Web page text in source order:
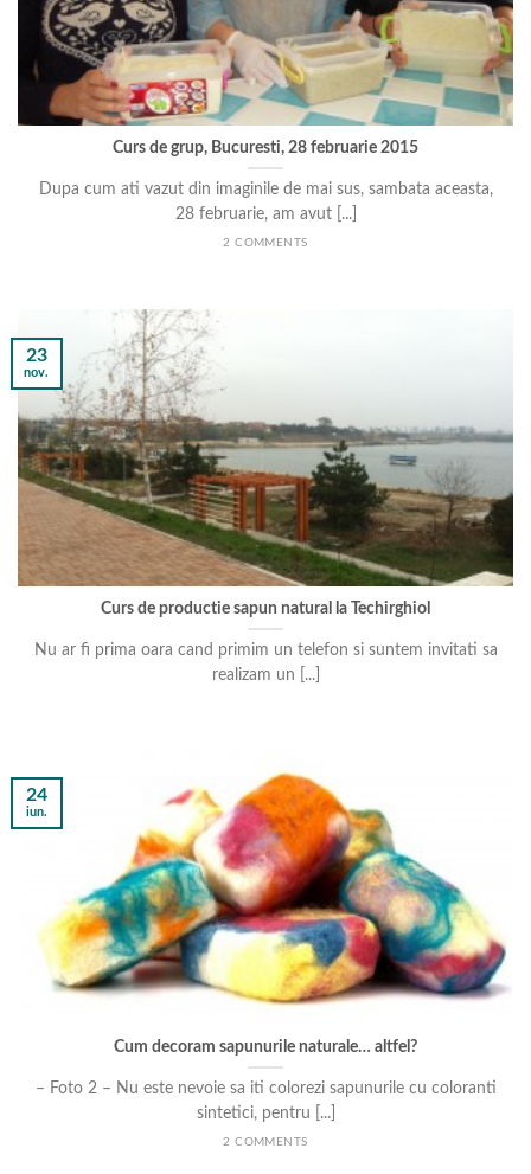
Curs de grup, Bucuresti, 28 februarie 2015
Dupa cum ati vazut din imaginile de mai sus, sambata aceasta,
28 februarie, am avut [...]
2 COMMENTS
Curs de productie sapun natural la Techirghiol
Nu ar fi prima oara cand primim un telefon si suntem invitati sa
realizam un [...]
23
nov.
Cum decoram sapunurile naturale… altfel?
– Foto 2 – Nu este nevoie sa iti colorezi sapunurile cu coloranti
sintetici, pentru [...]
2 COMMENTS
24
iun.